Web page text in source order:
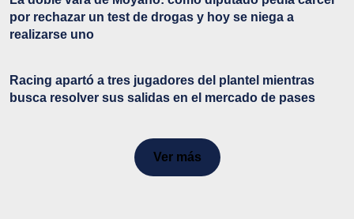
por rechazar un test de drogas y hoy se niega a
realizarse uno
Racing apartó a tres jugadores del plantel mientras
busca resolver sus salidas en el mercado de pases
Ver más